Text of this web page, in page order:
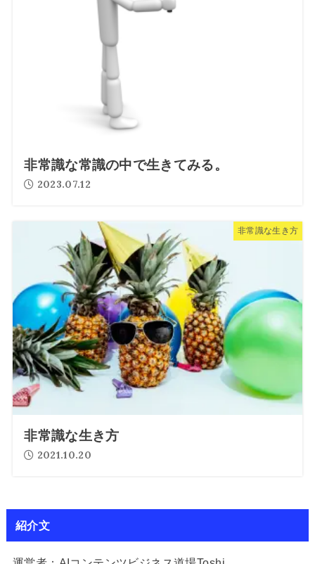
非常識な常識の中で生きてみる。
2023.07.12
非常識な生き方
非常識な生き方
2021.10.20
紹介文